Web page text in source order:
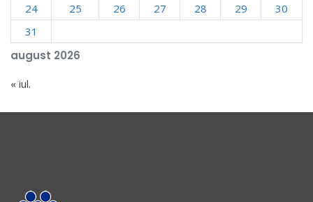
august 2026
24
25 26 27 28 29
30
31
« iul.